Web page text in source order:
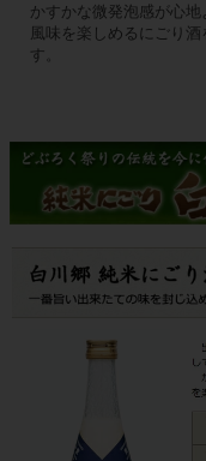
かすかな微発泡感が心
風味を楽しめるにごり
す。